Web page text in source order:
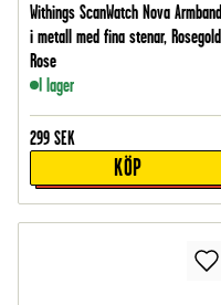
Withings ScanWatch Nova Armband
i metall med fina stenar, Rosegold
Rose
I lager
299 SEK
KÖP